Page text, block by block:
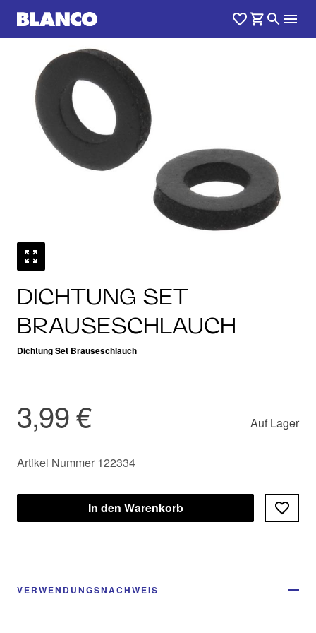
DICHTUNG SET
BRAUSESCHLAUCH
Dichtung Set Brauseschlauch
3,99 € Auf Lager
Artikel Nummer 122334
In den Warenkorb
VERWENDUNGSNACHWEIS